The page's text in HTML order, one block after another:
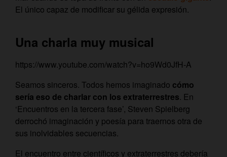
El único capaz de modificar su gélida expresión.
Una charla muy musical
https://www.youtube.com/watch?v=ho9Wd0JfH-A
Seamos sinceros. Todos hemos imaginado cómo
sería eso de charlar con los extraterrestres. En
‘Encuentros en la tercera fase’, Steven Spielberg
derrochó imaginación y poesía para traernos otra de
sus inolvidables secuencias.
El encuentro entre científicos y extraterrestres debería